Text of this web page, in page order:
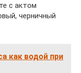
с актом
черничный
как водой при